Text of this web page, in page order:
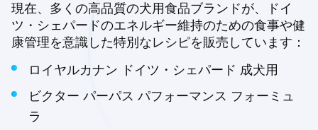
現在、多くの高品質の犬用食品ブランドが、ドイ
ツ・シェパードのエネルギー維持のための食事や健
康管理を意識した特別なレシピを販売しています：
ロイヤルカナン ドイツ・シェパード 成犬用
ビクター パーパス パフォーマンス フォーミュ
ラ